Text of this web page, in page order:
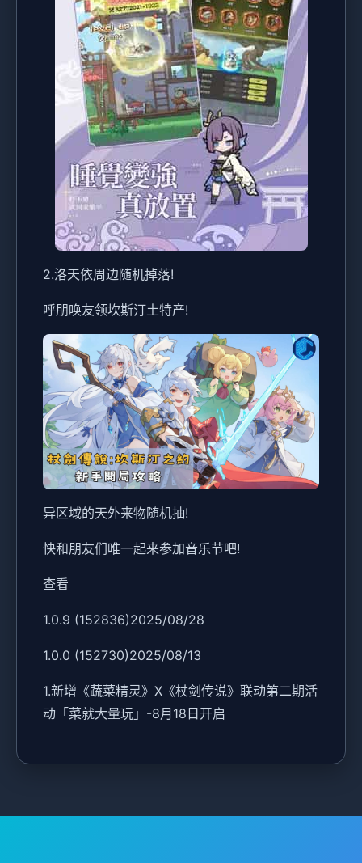
2.洛天依周边随机掉落!
呼朋唤友领坎斯汀土特产!
异区域的天外来物随机抽!
快和朋友们唯一起来参加音乐节吧!
查看
1.0.9 (152836)2025/08/28
1.0.0 (152730)2025/08/13
1.新增《蔬菜精灵》X《杖剑传说》联动第二期活
动「菜就大量玩」-8月18日开启